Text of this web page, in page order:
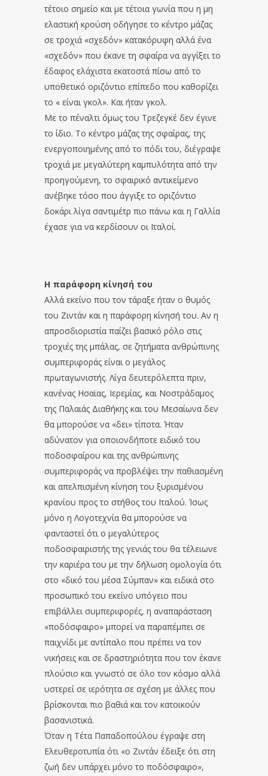
τέτοιο σημείο και με τέτοια γωνία που η μη
ελαστική κρούση οδήγησε το κέντρο μάζας
σε τροχιά «σχεδόν» κατακόρυφη αλλά ένα
«σχεδόν» που έκανε τη σφαίρα να αγγίξει το
έδαφος ελάχιστα εκατοστά πίσω από το
υποθετικό οριζόντιο επίπεδο που καθορίζει
το « είναι γκολ». Και ήταν γκολ.
Με το πέναλτι όμως του Τρεζεγκέ δεν έγινε
το ίδιο. Το κέντρο μάζας της σφαίρας, της
ενεργοποιημένης από το πόδι του, διέγραψε
τροχιά με μεγαλύτερη καμπυλότητα από την
προηγούμενη, το σφαιρικό αντικείμενο
ανέβηκε τόσο που άγγιξε το οριζόντιο
δοκάρι λίγα σαντιμέτρ πιο πάνω και η Γαλλία
έχασε για να κερδίσουν οι Ιταλοί.
Η παράφορη κίνησή του
Αλλά εκείνο που τον τάραξε ήταν ο θυμός
του Ζιντάν και η παράφορη κίνησή του. Αν η
απροσδιοριστία παίζει βασικό ρόλο στις
τροχιές της μπάλας, σε ζητήματα ανθρώπινης
συμπεριφοράς είναι ο μεγάλος
πρωταγωνιστής. Λίγα δευτερόλεπτα πριν,
κανένας Ησαϊας, Ιερεμίας, και Νοστράδαμος
της Παλαιάς Διαθήκης και του Μεσαίωνα δεν
θα μπορούσε να «δει» τίποτα. Ήταν
αδύνατον για οποιονδήποτε ειδικό του
ποδοσφαίρου και της ανθρώπινης
συμπεριφοράς να προβλέψει την παθιασμένη
και απελπισμένη κίνηση του ξυρισμένου
κρανίου προς το στήθος του Ιταλού. Ίσως
μόνο η Λογοτεχνία θα μπορούσε να
φανταστεί ότι ο μεγαλύτερος
ποδοσφαιριστής της γενιάς του θα τέλειωνε
την καριέρα του με την δήλωση ομολογία ότι
στο «δικό του μέσα Σύμπαν» και ειδικά στο
προσωπικό του εκείνο υπόγειο που
επιβάλλει συμπεριφορές, η αναπαράσταση
«ποδόσφαιρο» μπορεί να παραπέμπει σε
παιχνίδι με αντίπαλο που πρέπει να τον
νικήσεις και σε δραστηριότητα που τον έκανε
πλούσιο και γνωστό σε όλο τον κόσμο αλλά
υστερεί σε ιερότητα σε σχέση με άλλες που
βρίσκονται πιο βαθιά και τον κατοικούν
βασανιστικά.
Όταν η Τέτα Παπαδοπούλου έγραψε στη
Ελευθεροτυπία ότι «ο Ζιντάν έδειξε ότι στη
ζωή δεν υπάρχει μόνο το ποδόσφαιρο»,